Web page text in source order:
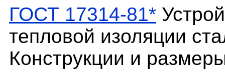
ГОСТ 17314-81*
тепловой изоляции
Конструкции и